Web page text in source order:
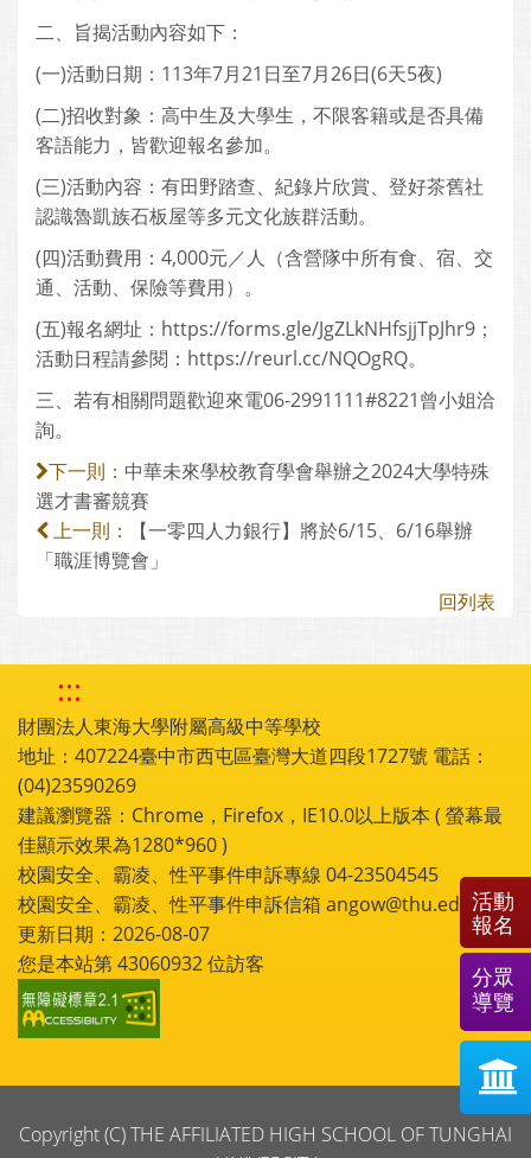
二、旨揭活動內容如下：
(一)活動日期：113年7月21日至7月26日(6天5夜)
(二)招收對象：高中生及大學生，不限客籍或是否具備
客語能力，皆歡迎報名參加。
(三)活動內容：有田野踏查、紀錄片欣賞、登好茶舊社
認識魯凱族石板屋等多元文化族群活動。
(四)活動費用：4,000元／人（含營隊中所有食、宿、交
通、活動、保險等費用）。
(五)報名網址：https://forms.gle/JgZLkNHfsjjTpJhr9；
活動日程請參閱：https://reurl.cc/NQOgRQ。
三、若有相關問題歡迎來電06-2991111#8221曾小姐洽
詢。
下一則： 中華未來學校教育學會舉辦之2024大學特殊
選才書審競賽
上一則：
【一零四人力銀行】將於6/15、6/16舉辦
「職涯博覽會」
回列表
:::
財團法人東海大學附屬高級中等學校
地址：407224臺中市西屯區臺灣大道四段1727號 電話：
(04)23590269
建議瀏覽器：Chrome，Firefox，IE10.0以上版本 ( 螢幕最
佳顯示效果為1280*960 )
校園安全、霸凌、性平事件申訴專線 04-23504545
校園安全、霸凌、性平事件申訴信箱 angow@thu.edu.tw
更新日期：2026-08-07
您是本站第43060932位訪客
Copyright (C) THE AFFILIATED HIGH SCHOOL OF TUNGHAI
活動
報名
分眾
導覽